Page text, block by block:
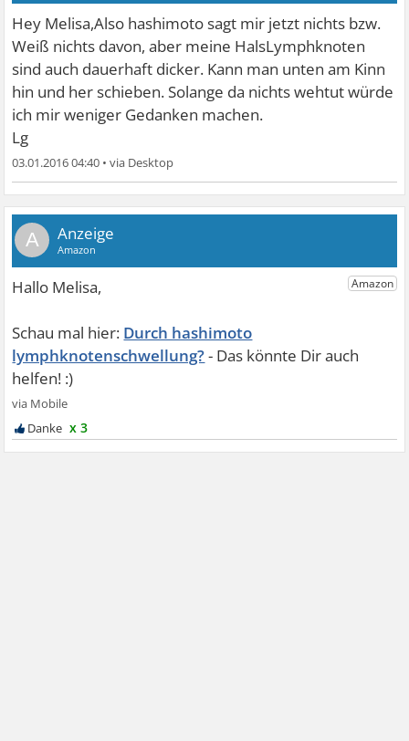
Hey Melisa,Also hashimoto sagt mir jetzt nichts bzw.
Weiß nichts davon, aber meine HalsLymphknoten
sind auch dauerhaft dicker. Kann man unten am Kinn
hin und her schieben. Solange da nichts wehtut würde
ich mir weniger Gedanken machen.
Lg
03.01.2016 04:40 •
A
Durch hashimoto
lymphknotenschwellung?
x 3